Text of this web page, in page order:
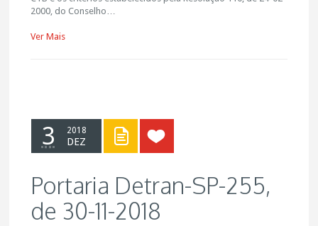
2000, do Conselho…
Ver Mais
3 2018
DEZ
Portaria Detran-SP-255,
de 30-11-2018